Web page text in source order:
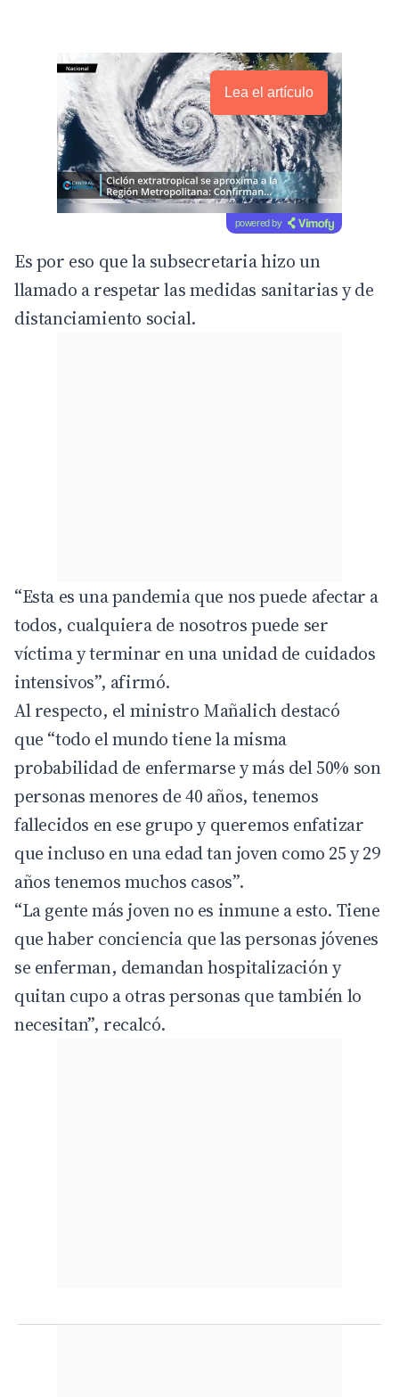
Lea el artículo
powered by
Es por eso que la subsecretaria hizo un
llamado a respetar las medidas sanitarias y de
distanciamiento social.
“Esta es una pandemia que nos puede afectar a
todos, cualquiera de nosotros puede ser
víctima y terminar en una unidad de cuidados
intensivos”, afirmó.
Al respecto, el ministro Mañalich destacó
que “todo el mundo tiene la misma
probabilidad de enfermarse y más del 50% son
personas menores de 40 años, tenemos
fallecidos en ese grupo y queremos enfatizar
que incluso en una edad tan joven como 25 y 29
años tenemos muchos casos”.
“La gente más joven no es inmune a esto. Tiene
que haber conciencia que las personas jóvenes
se enferman, demandan hospitalización y
quitan cupo a otras personas que también lo
necesitan”, recalcó.